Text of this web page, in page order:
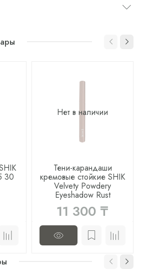
30
Нет в наличии
Тени-карандаши
кремовые стойкие SHIK
Velvety Powdery
Eyeshadow Rust
11 300 ₸